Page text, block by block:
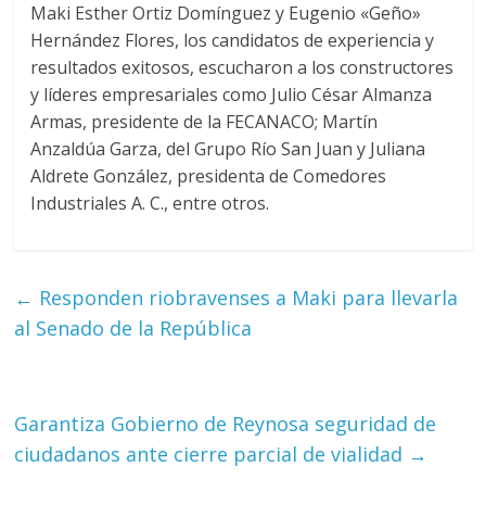
Maki Esther Ortiz Domínguez y Eugenio «Geño»
Hernández Flores, los candidatos de experiencia y
resultados exitosos, escucharon a los constructores
y líderes empresariales como Julio César Almanza
Armas, presidente de la FECANACO; Martín
Anzaldúa Garza, del Grupo Río San Juan y Juliana
Aldrete González, presidenta de Comedores
Industriales A. C., entre otros.
← Responden riobravenses a Maki para llevarla
al Senado de la República
Garantiza Gobierno de Reynosa seguridad de
ciudadanos ante cierre parcial de vialidad →